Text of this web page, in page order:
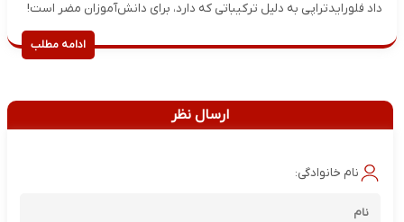
داد فلورایدتراپی به دلیل ترکیباتی که دارد، برای دانش‌آموزان مضر است!
ادامه مطلب
ارسال نظر
نام خانوادگی: